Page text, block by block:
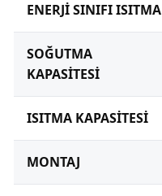
ENERJİ SINIFI ISITMA
SOĞUTMA
KAPASİTESİ
ISITMA KAPASİTESİ
MONTAJ